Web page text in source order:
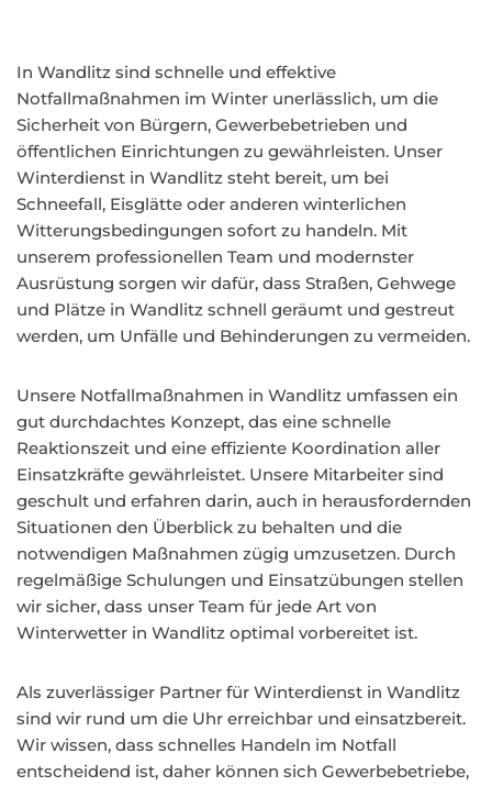
In Wandlitz sind schnelle und effektive
Notfallmaßnahmen im Winter unerlässlich, um die
Sicherheit von Bürgern, Gewerbebetrieben und
öffentlichen Einrichtungen zu gewährleisten. Unser
Winterdienst in Wandlitz steht bereit, um bei
Schneefall, Eisglätte oder anderen winterlichen
Witterungsbedingungen sofort zu handeln. Mit
unserem professionellen Team und modernster
Ausrüstung sorgen wir dafür, dass Straßen, Gehwege
und Plätze in Wandlitz schnell geräumt und gestreut
werden, um Unfälle und Behinderungen zu vermeiden.
Unsere Notfallmaßnahmen in Wandlitz umfassen ein
gut durchdachtes Konzept, das eine schnelle
Reaktionszeit und eine effiziente Koordination aller
Einsatzkräfte gewährleistet. Unsere Mitarbeiter sind
geschult und erfahren darin, auch in herausfordernden
Situationen den Überblick zu behalten und die
notwendigen Maßnahmen zügig umzusetzen. Durch
regelmäßige Schulungen und Einsatzübungen stellen
wir sicher, dass unser Team für jede Art von
Winterwetter in Wandlitz optimal vorbereitet ist.
Als zuverlässiger Partner für Winterdienst in Wandlitz
sind wir rund um die Uhr erreichbar und einsatzbereit.
Wir wissen, dass schnelles Handeln im Notfall
entscheidend ist, daher können sich Gewerbebetriebe,